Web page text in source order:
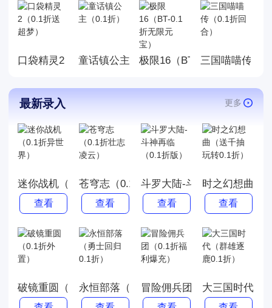
玩的游戏。玩法丰厚，画面精
美，喜欢就来玩，赶快来下载
体验吧!
口袋精灵2（0.1折送超梦）
童话镇公主（0.1折）极限16（BT-0.1折无限元宝
三国喵喵传（
最新录入 更多
迷你战机（0.1折异世界）
查看
苍穹志（0.1折壮志凌云）
查看
斗罗大陆-斗神再临（0.1折
查看
时之幻想曲（
查看
破镜重圆（0.1折外置）永恒部落（勇士回归0.1折）
冒险佣兵团（0.1折福利爆充
大三国时代（